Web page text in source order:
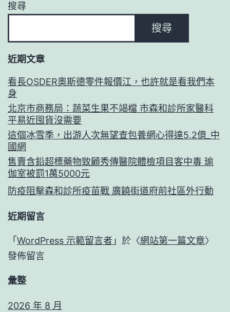
搜尋
搜尋
近期文章
看長OSDER奧斯德零件報價江，也許就是看我們本
身
北京市商務局：蔬菜生果不竭檔 市森和診所家醫科
平易近囤貨沒需要
這個冰雪季，出游人次無望查包養網心得達5.2億_中
國網
售賣含鉛超標藥物致顧秀傳醫院體檢項目客中毒 瑜
伽室被罰1萬5000元
防疫阻擊森和診所疫苗戰 廣饒街道府前社區外行動
近期留言
「 WordPress 示範留言者 」於〈網站第一篇文章〉
發佈留言
彙整
2026 年 8 月